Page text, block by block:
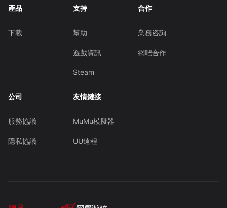
產品
下載
支持
幫助
遊戲資訊
Steam
合作
業務咨詢
網吧合作
公司
服務協議
隱私協議
友情鏈接
MuMu模擬器
UU遠程